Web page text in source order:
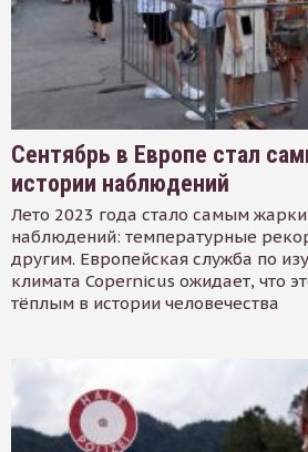
Сентябрь в Европе стал
истории наблюдений
Лето 2023 года стало самым
наблюдений: температурные
другим. Европейская служба по
климата Copernicus ожидает, что
тёплым в истории человечества